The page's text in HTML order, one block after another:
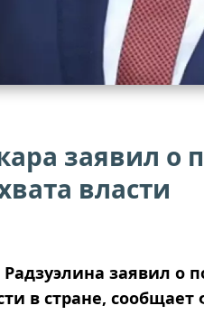
заявил о
власти
заявил о
в стране, сообщает